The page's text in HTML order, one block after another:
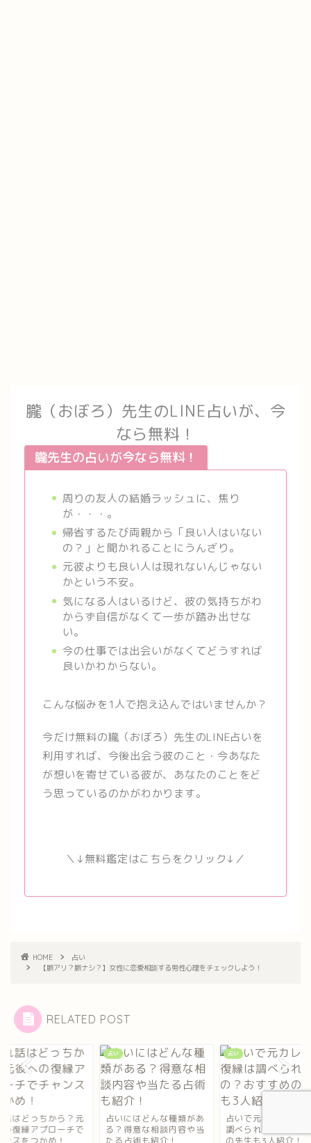
朧（おぼろ）先生のLINE占いが、今
なら無料！
朧先生の占いが今なら無料！
周りの友人の結婚ラッシュに、焦り
が・・・。
帰省するたび両親から「良い人はいない
の？」と聞かれることにうんざり。
元彼よりも良い人は現れないんじゃない
かという不安。
気になる人はいるけど、彼の気持ちがわ
からず自信がなくて一歩が踏み出せな
い。
今の仕事では出会いがなくてどうすれば
良いかわからない。
こんな悩みを1人で抱え込んではいませんか？
今だけ無料の朧（おぼろ）先生のLINE占いを
利用すれば、今後出会う彼のこと・今あなた
が想いを寄せている彼が、あなたのことをど
う思っているのかがわかります。
＼↓無料鑑定はこちらをクリック↓／
HOME
占い
【脈アリ？脈ナシ？】女性に恋愛相談する男性心理をチェックしよう！
RELATED POST
にはどんな種類があ
得意な相談内容や当
占術も紹介！
占い
占いで元カレとの復縁は
調べられるの？おすすめ
の先生も3人紹介！
占い
別れ話はどっちから
彼への復縁アプロー
チャンスをつかめ！